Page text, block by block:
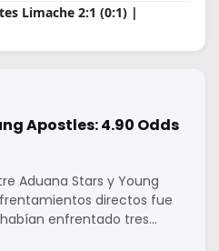
Limache 2:1 (0:1) |
Apostles: 4.90 Odds
Aduana Stars y Young
directos fue
enfrentado tres…